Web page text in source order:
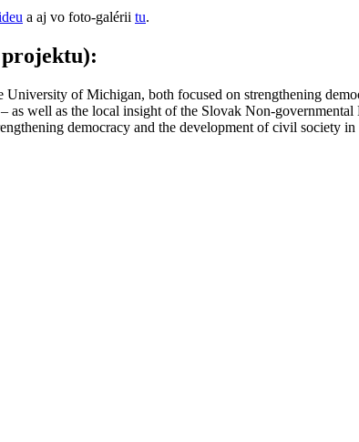
a aj vo foto-galérii tu.
projektu):
of Michigan, both focused on strengthening
– as well as the local insight of the Slovak Non-
democracy and the development of civil society